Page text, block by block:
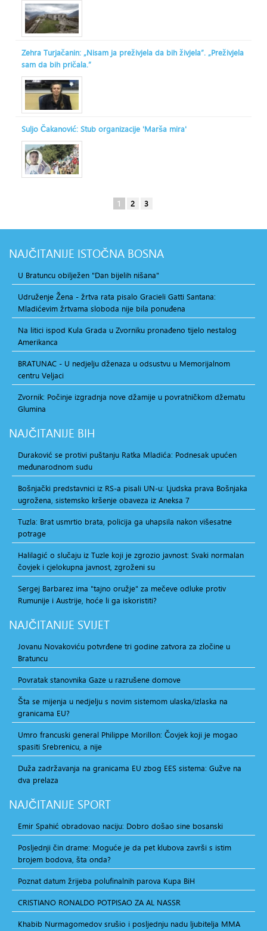
Zehra Turjačanin: „Nisam ja preživjela da bih živjela“. „Preživjela
sam da bih pričala.“
Suljo Čakanović: Stub organizacije 'Marša mira'
1 2 3
NAJČITANIJE ISTOČNA BOSNA
U Bratuncu obilježen "Dan bijelih nišana"
Udruženje Žena - žrtva rata pisalo Gracieli Gatti Santana:
Mladićevim žrtvama sloboda nije bila ponuđena
Na litici ispod Kula Grada u Zvorniku pronađeno tijelo nestalog
Amerikanca
BRATUNAC - U nedjelju dženaza u odsustvu u Memorijalnom
centru Veljaci
Zvornik: Počinje izgradnja nove džamije u povratničkom džematu
Glumina
NAJČITANIJE BIH
Duraković se protivi puštanju Ratka Mladića: Podnesak upućen
međunarodnom sudu
Bošnjački predstavnici iz RS-a pisali UN-u: Ljudska prava Bošnjaka
ugrožena, sistemsko kršenje obaveza iz Aneksa 7
Tuzla: Brat usmrtio brata, policija ga uhapsila nakon višesatne
potrage
Halilagić o slučaju iz Tuzle koji je zgrozio javnost: Svaki normalan
čovjek i cjelokupna javnost, zgroženi su
Sergej Barbarez ima "tajno oružje" za mečeve odluke protiv
Rumunije i Austrije, hoće li ga iskoristiti?
NAJČITANIJE SVIJET
Jovanu Novakoviću potvrđene tri godine zatvora za zločine u
Bratuncu
Povratak stanovnika Gaze u razrušene domove
Šta se mijenja u nedjelju s novim sistemom ulaska/izlaska na
granicama EU?
Umro francuski general Philippe Morillon: Čovjek koji je mogao
spasiti Srebrenicu, a nije
Duža zadržavanja na granicama EU zbog EES sistema: Gužve na
dva prelaza
NAJČITANIJE SPORT
Emir Spahić obradovao naciju: Dobro došao sine bosanski
Posljednji čin drame: Moguće je da pet klubova završi s istim
brojem bodova, šta onda?
Poznat datum žrijeba polufinalnih parova Kupa BiH
CRISTIANO RONALDO POTPISAO ZA AL NASSR
Khabib Nurmagomedov srušio i posljednju nadu ljubitelja MMA